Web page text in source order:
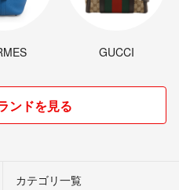
GUCCI
ンドを見る
カテゴリ一覧